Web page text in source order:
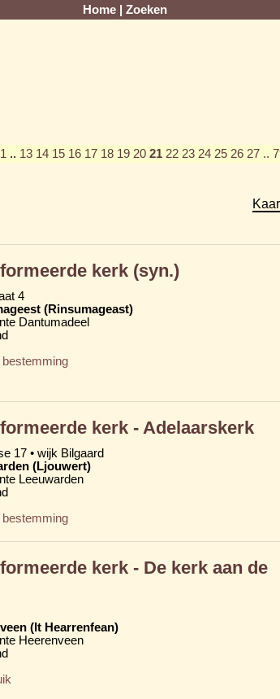
Home Zoeken
1 .. 13 14 15 16 17 18 19 20 21 22 23 24 25 26 27 ..
kerk (syn.)
4
(Rinsumageast)
Dantumadeel
bestemming
kerk - Adelaarskerk
17 • wijk Bilgaard
(Ljouwert)
Leeuwarden
bestemming
kerk - De kerk aan de
(It Hearrenfean)
Heerenveen